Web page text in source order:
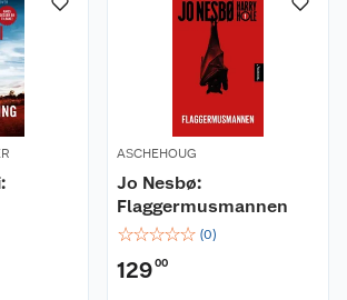
ASCHEHOUG
Jo Nesbø:
Flaggermusmannen
☆☆☆☆☆ (0)
12900